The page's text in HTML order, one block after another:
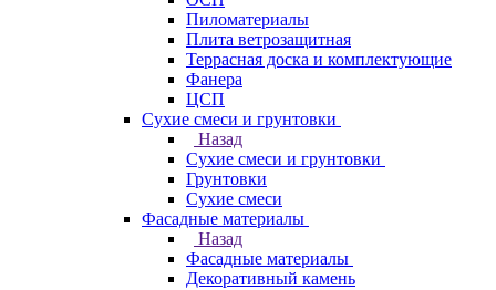
Пиломатериалы
Плита ветрозащитная
Террасная доска и комплектующие
Фанера
ЦСП
Сухие смеси и грунтовки
Назад
Сухие смеси и грунтовки
Грунтовки
Сухие смеси
Фасадные материалы
Назад
Фасадные материалы
Декоративный камень